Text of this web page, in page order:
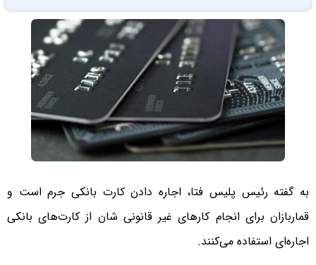
به گفته رئیس پلیس فتا، اجاره دادن کارت بانکی جرم است و
قماربازان برای انجام کارهای غیر قانونی شان از کارت‌های بانکی
اجاره‌ای استفاده می‌کنند.